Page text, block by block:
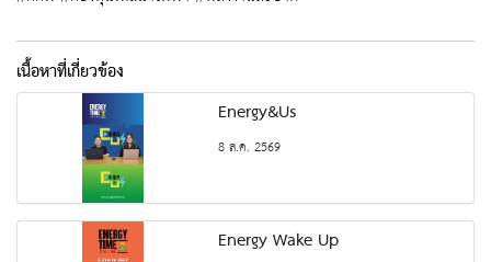
เนื้อหาที่เกี่ยวข้อง
Energy&Us
8 ส.ค. 2569
Energy Wake Up